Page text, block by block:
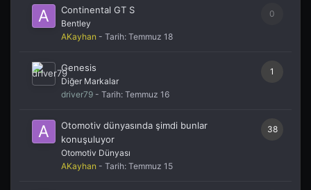
0
Continental GT S
Bentley
AKayhan - Tarih: Temmuz 18
1
Genesis
Diğer Markalar
driver79 - Tarih: Temmuz 16
38
Otomotiv dünyasında şimdi bunlar
konuşuluyor
Otomotiv Dünyası
AKayhan - Tarih: Temmuz 15